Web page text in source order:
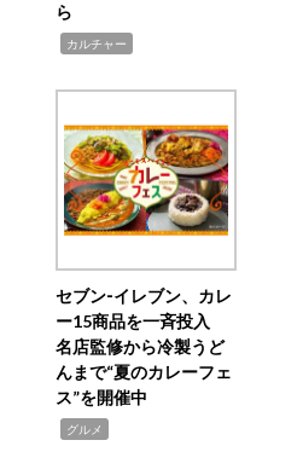
ら
カルチャー
セブン‐イレブン、カレ
ー15商品を一斉投入
名店監修から冷製うど
んまで“夏のカレーフェ
ス”を開催中
グルメ